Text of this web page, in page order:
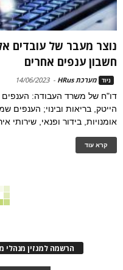
נוצר מעבר של עובדים
חשבון ענפים אחרים
ניוד מערכת HRus -
14/06/2023
דו"ח של משרד העבודה:
הייטק, בריאות ובינוי;
אומנויות, בידור ופנאי, שירותי
קרא עוד
הרשמה למגזין מנהלי